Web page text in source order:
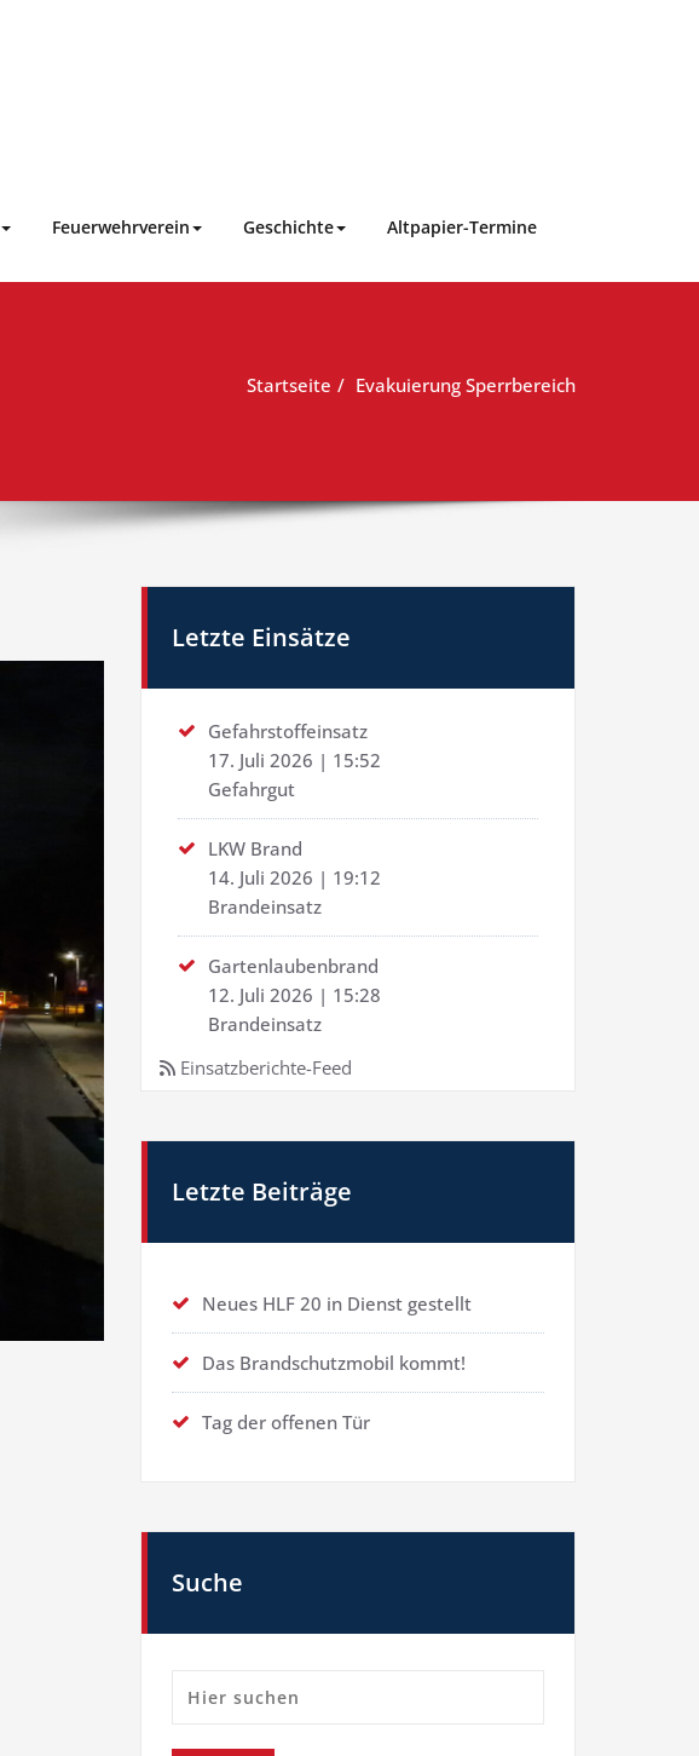
Feuerwehrverein Geschichte Altpapier-Termine
Startseite Evakuierung Sperrbereich
Letzte Einsätze
Gefahrstoffeinsatz
17. Juli 2026 | 15:52
Gefahrgut
LKW Brand
14. Juli 2026 | 19:12
Brandeinsatz
Gartenlaubenbrand
12. Juli 2026 | 15:28
Brandeinsatz
Einsatzberichte-Feed
Letzte Beiträge
Neues HLF 20 in Dienst gestellt
Das Brandschutzmobil kommt!
Tag der offenen Tür
Suche